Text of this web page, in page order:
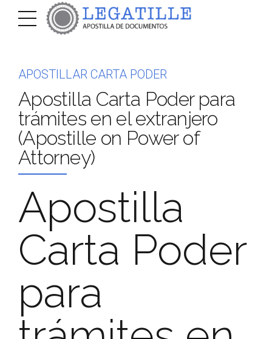
APOSTILLAR CARTA PODER
Apostilla Carta Poder para
trámites en el extranjero
(Apostille on Power of
Attorney)
Apostilla
Carta Poder
para